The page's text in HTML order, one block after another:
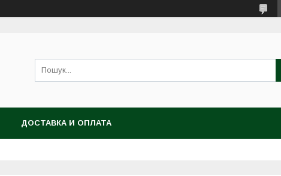
ДОСТАВКА И ОПЛАТА